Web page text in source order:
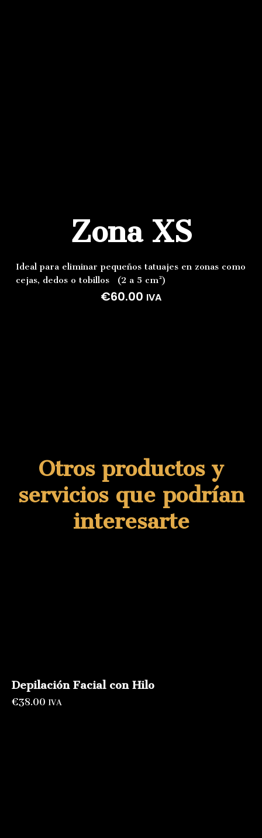
Zona XS
Ideal para eliminar pequeños tatuajes en zonas como
cejas, dedos o tobillos (2 a 5 cm²)
€60.00 IVA
Otros productos y
servicios que podrían
interesarte
Depilación Facial con Hilo
€38.00 IVA